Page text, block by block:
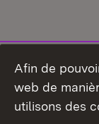
Afin de
web de
utilisons des